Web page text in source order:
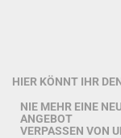
HIER KÖNNT IHR
NIE MEHR EINE
ANGEBOT
VERPASSEN VON